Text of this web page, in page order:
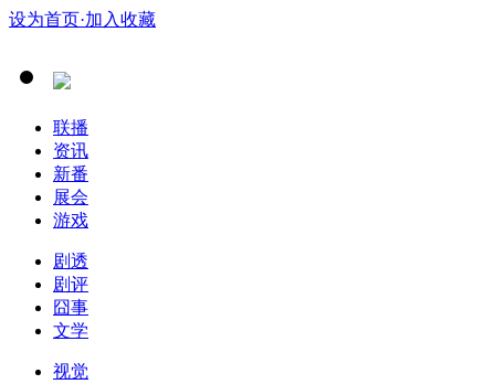
设为首页·加入收藏
联播
资讯
新番
展会
游戏
剧透
剧评
囧事
文学
视觉